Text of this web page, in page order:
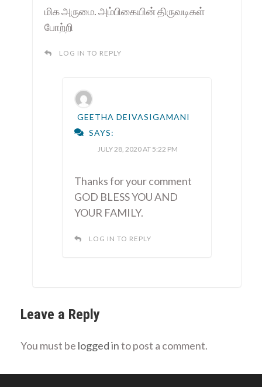
மிக அருமை. அம்பிகையின் திருவடிகள்
போற்றி
LOG IN TO REPLY
GEETHA DEIVASIGAMANI
SAYS:
JULY 28, 2020 AT 5:22 PM
Thanks for your comment
GOD BLESS YOU AND
YOUR FAMILY.
LOG IN TO REPLY
Leave a Reply
You must be logged into post a comment.